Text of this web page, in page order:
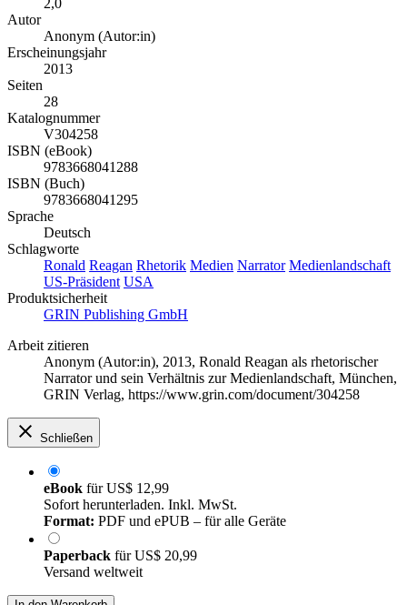
2,0
Autor
Anonym (Autor:in)
Erscheinungsjahr
2013
Seiten
28
Katalognummer
V304258
ISBN (eBook)
9783668041288
ISBN (Buch)
9783668041295
Sprache
Deutsch
Schlagworte
Ronald Reagan Rhetorik Medien Narrator Medienlandschaft
US-Präsident USA
Produktsicherheit
GRIN Publishing GmbH
Arbeit zitieren
Anonym (Autor:in), 2013, Ronald Reagan als rhetorischer
Narrator und sein Verhältnis zur Medienlandschaft, München,
GRIN Verlag, https://www.grin.com/document/304258
Schließen
eBook fürUS$ 12,99
Sofort herunterladen. Inkl. MwSt.
Format: PDF und ePUB – für alle Geräte
Paperback fürUS$ 20,99
Versand weltweit